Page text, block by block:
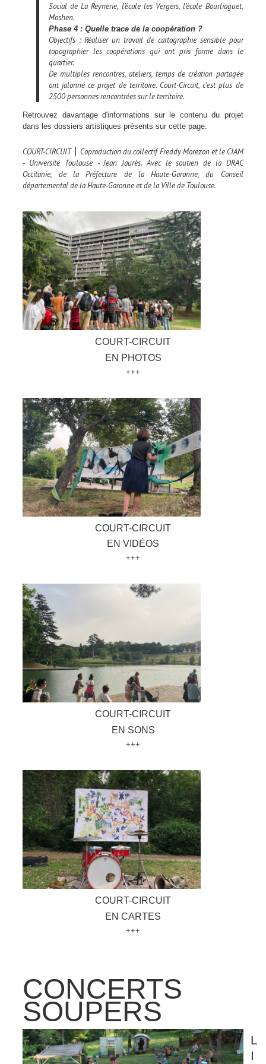
Social de La Reynerie, l’école les Vergers, l’école Bourliaguet,
Moshen.
Phase 4 : Quelle trace de la coopération ?
Objectifs : Réaliser un travail de cartographie sensible pour
topographier les coopérations qui ont pris forme dans le
quartier.
De multiples rencontres, ateliers, temps de création partagée
ont jalonné ce projet de territoire. Court-Circuit, c'est plus de
2500 personnes rencontrées sur le territoire.
Retrouvez davantage d'informations sur le contenu du projet
dans les dossiers artistiques présents sur cette page.
COURT-CIRCUIT⎮ Coproduction du collectif Freddy Morezon et le CIAM
- Université Toulouse - Jean Jaurès. Avec le soutien de la DRAC
Occitanie, de la Préfecture de la Haute-Garonne, du Conseil
départemental de la Haute-Garonne et de la Ville de Toulouse.
COURT-CIRCUIT
EN PHOTOS
+++
COURT-CIRCUIT
EN VIDÉOS
+++
COURT-CIRCUIT
EN SONS
+++
COURT-CIRCUIT
EN CARTES
+++
CONCERTS
SOUPERS
L
I